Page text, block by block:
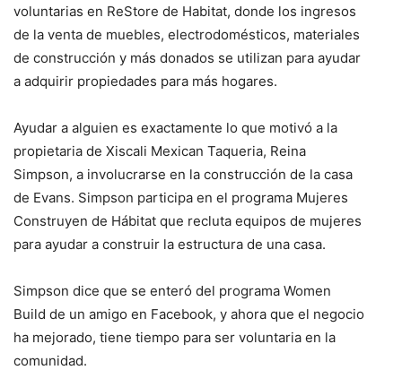
voluntarias en ReStore de Habitat, donde los ingresos
de la venta de muebles, electrodomésticos, materiales
de construcción y más donados se utilizan para ayudar
a adquirir propiedades para más hogares.
Ayudar a alguien es exactamente lo que motivó a la
propietaria de Xiscali Mexican Taqueria, Reina
Simpson, a involucrarse en la construcción de la casa
de Evans. Simpson participa en el programa Mujeres
Construyen de Hábitat que recluta equipos de mujeres
para ayudar a construir la estructura de una casa.
Simpson dice que se enteró del programa Women
Build de un amigo en Facebook, y ahora que el negocio
ha mejorado, tiene tiempo para ser voluntaria en la
comunidad.